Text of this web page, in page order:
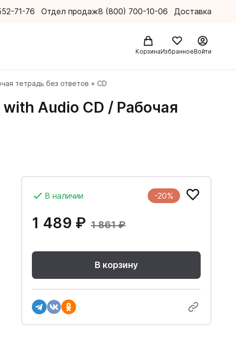
71-76 Отдел продаж8 (800) 700-10-06 Доставка
КорзинаИзбранноеВойти
тетрадь без ответов + CD
Audio CD / Рабочая
В наличии -20%
1 489 ₽ 1 861 ₽
В корзину